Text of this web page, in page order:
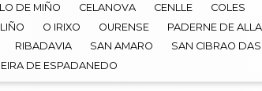
DE MIÑO CELANOVA CENLLE COLES
O IRIXO OURENSE PADERNE DE
RIBADAVIA SAN AMARO SAN CIBRAO
DE ESPADANEDO